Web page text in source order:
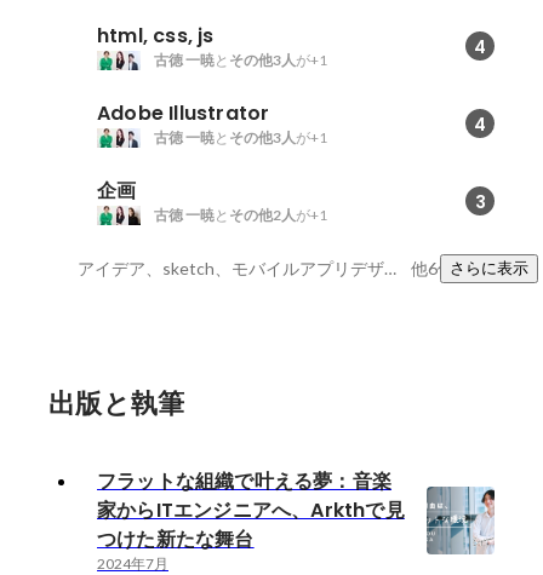
html, css, js 4
古徳 一暁と その他3人が+1
Adobe Illustrator 4
古徳 一暁と その他3人が+1
企画 3
古徳 一暁と その他2人が+1
アイデア、sketch、モバイルアプリデザイン 他6件さらに表示
出版と執筆
フラットな組織で叶える夢：音楽
家からITエンジニアへ、Arkthで見
つけた新たな舞台
2024年7月